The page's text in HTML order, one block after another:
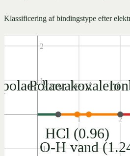
Klassificering af bindingstype efter
1 2
-1
1
2
kovalent
Polaer kovalent
HCl (0.96)
O-H vand